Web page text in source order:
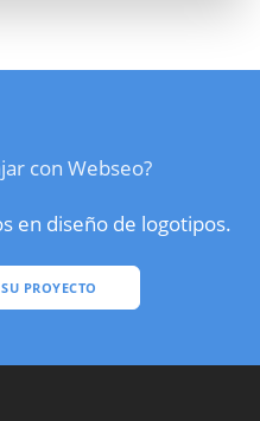
con Webseo?
en diseño de logotipos.
PROYECTO